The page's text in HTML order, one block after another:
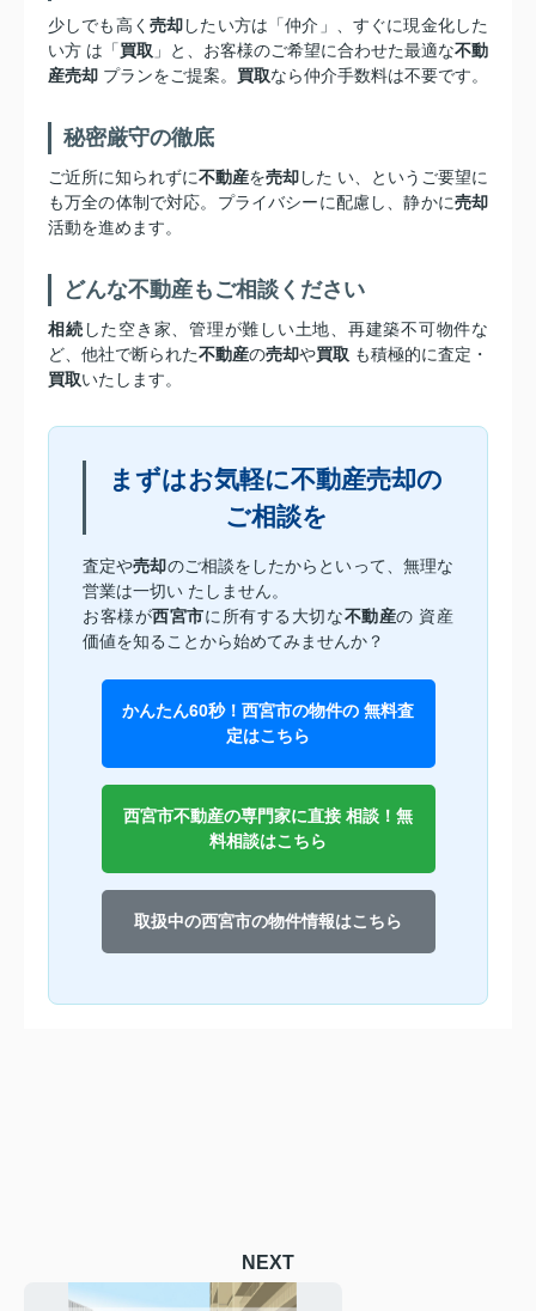
少しでも高く 売却したい方は「仲介」、すぐに現金化した
い方 は「買取 」と、お客様のご希望に合わせた最適な不動
産売却 プランをご提案。 買取なら仲介手数料は不要です。
秘密厳守の徹底
ご近所に知られずに不動産を売却 した い、というご要望に
も万全の体制で対応。プライバシーに配慮し、静かに売却
活動を進めます。
どんな不動産もご相談ください
相続 した空き家、管理が難しい土地、再建築不可物件な
ど、他社で断られた不動産の売却や買取 も積極的に査定・
買取いたします。
まずはお気軽に不動産売却の
ご相談を
査定や売却のご相談をしたからといって、無理な
営業は一切い たしません。
お客様が西宮市に所有する大切な不動産の 資産
価値を知ることから始めてみませんか？
かんたん60秒！西宮市の物件の 無料査
定はこちら
西宮市不動産の専門家に直接 相談！無
料相談はこちら
取扱中の西宮市の物件情報はこちら
NEXT